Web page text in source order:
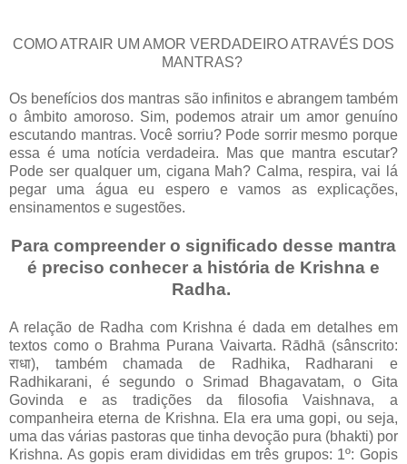
COMO ATRAIR UM AMOR VERDADEIRO ATRAVÉS DOS
MANTRAS?
Os benefícios dos mantras são infinitos e abrangem também
o âmbito amoroso. Sim, podemos atrair um amor genuíno
escutando mantras. Você sorriu? Pode sorrir mesmo porque
essa é uma notícia verdadeira. Mas que mantra escutar?
Pode ser qualquer um, cigana Mah? Calma, respira, vai lá
pegar uma água eu espero e vamos as explicações,
ensinamentos e sugestões.
Para compreender o significado desse mantra
é preciso conhecer a história de Krishna e
Radha.
A relação de Radha com Krishna é dada em detalhes em
textos como o Brahma Purana Vaivarta. Rādhā (sânscrito:
राधा), também chamada de Radhika, Radharani e
Radhikarani, é segundo o Srimad Bhagavatam, o Gita
Govinda e as tradições da filosofia Vaishnava, a
companheira eterna de Krishna. Ela era uma gopi, ou seja,
uma das várias pastoras que tinha devoção pura (bhakti) por
Krishna. As gopis eram divididas em três grupos: 1º: Gopis